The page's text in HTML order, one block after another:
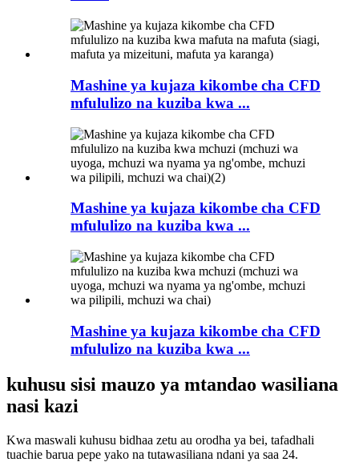
Mashine ya kujaza kikombe cha CFD
mfululizo na kuziba kwa ...
Mashine ya kujaza kikombe cha CFD
mfululizo na kuziba kwa ...
Mashine ya kujaza kikombe cha CFD
mfululizo na kuziba kwa ...
kuhusu sisi mauzo ya mtandao wasiliana
nasi kazi
Kwa maswali kuhusu bidhaa zetu au orodha ya bei, tafadhali
tuachie barua pepe yako na tutawasiliana ndani ya saa 24.